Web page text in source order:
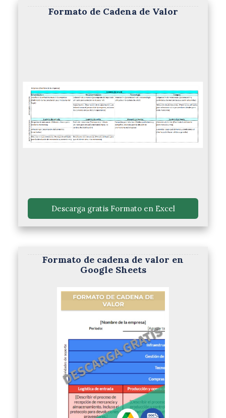
Formato de Cadena de Valor
Descarga gratis Formato en Excel
Formato de cadena de valor en
Google Sheets